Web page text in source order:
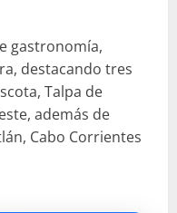
gastronomía,
destacando tres
Talpa de
además de
Cabo Corrientes